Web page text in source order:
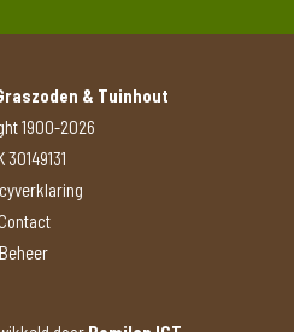
& Tuinhout
1900-2026
30149131
Contact
Beheer